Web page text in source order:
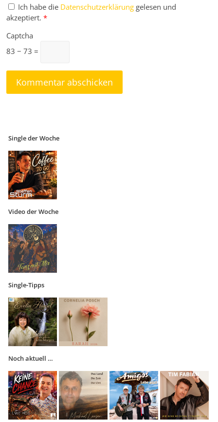
Ich habe die Datenschutzerklärung gelesen und
akzeptiert. *
Captcha
83 − 73 =
Single der Woche
Video der Woche
Single-Tipps
Noch aktuell …